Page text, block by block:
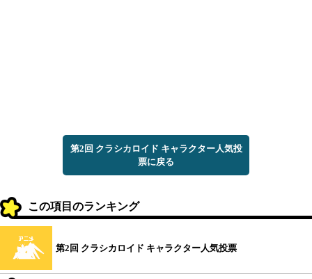
第2回 クラシカロイド キャラクター人気投
票に戻る
この項目のランキング
第2回 クラシカロイド キャラクター人気投票